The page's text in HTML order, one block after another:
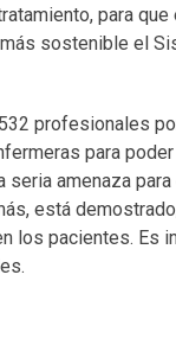
para que
sostenible el
profesionales
para
amenaza
está
pacientes.